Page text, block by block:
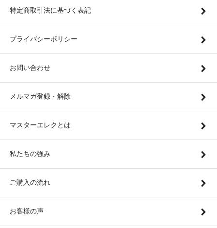
特定商取引法に基づく表記
プライバシーポリシー
お問い合わせ
メルマガ登録・解除
マスターエレクとは
私たちの強み
ご購入の流れ
お客様の声